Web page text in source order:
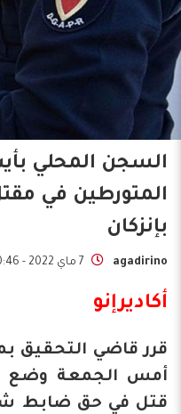
السجن المحلي
المتورطين في
بإنزكان
agadirino 7 ماي 2022 - 10:46
أكاديرإنو
قرر قاضي التحقيق
أمس الجمعة وضع
قتل في حق ضابط